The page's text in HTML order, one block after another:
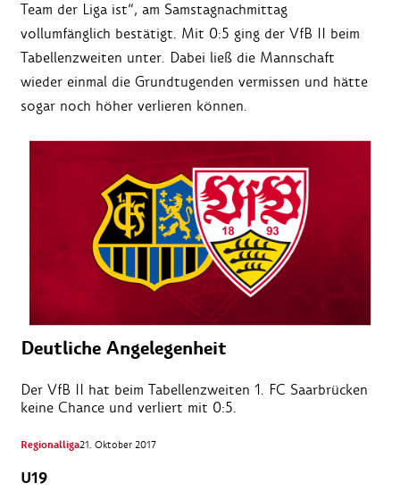
Team der Liga ist“, am Samstagnachmittag
vollumfänglich bestätigt. Mit 0:5 ging der VfB II beim
Tabellenzweiten unter. Dabei ließ die Mannschaft
wieder einmal die Grundtugenden vermissen und hätte
sogar noch höher verlieren können.
Deutliche Angelegenheit
Der VfB II hat beim Tabellenzweiten 1. FC Saarbrücken
keine Chance und verliert mit 0:5.
Regionalliga21. Oktober 2017
U19